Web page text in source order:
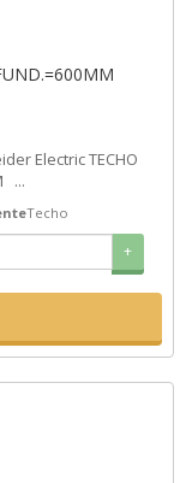
P IP30 ANCHO=650MM, PROFUND.=600MM ...
Techo
+